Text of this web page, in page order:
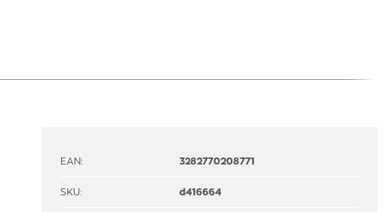
EAN: 3282770208771
SKU: d416664